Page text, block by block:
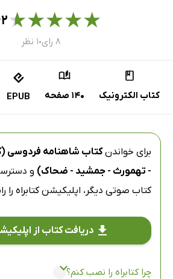
★
★
★
★
★
۸ رای ● ۱ نظر
کتاب الکترونیک 140 صفحه EPUB
برای خواندنکتاب شاهنامه فردوسی
- تهمورث - جمشید - ضحاک) و
کتاب صوتی دیگر، اپلیکیشن کتابراه را
دریافت کتاب از
چرا کتابراه را نصب کنم؟